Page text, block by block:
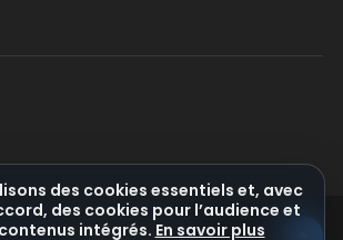
2026. Tous droits réservés.
des cookies essentiels et, avec
des cookies pour l’audience et
intégrés. En savoir plus